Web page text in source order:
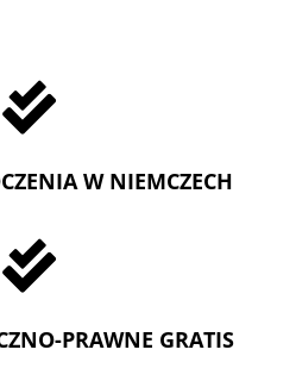

W NIEMCZECH

PRAWNE GRATIS